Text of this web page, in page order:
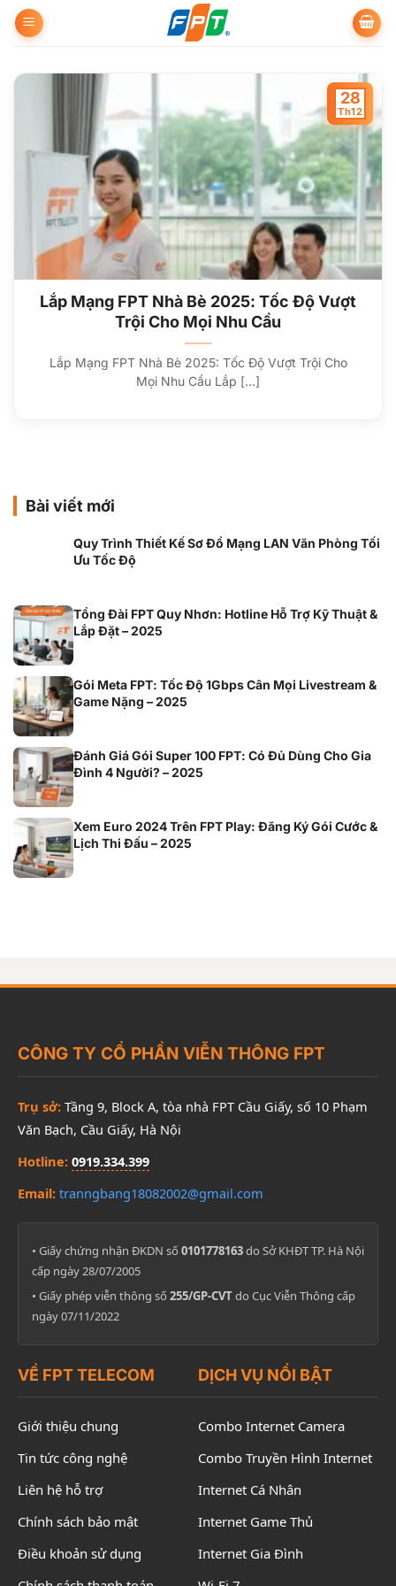
qua
dung
Lắp Mạng FPT Nhà Bè 2025: Tốc Độ Vượt
Trội Cho Mọi Nhu Cầu
Lắp Mạng FPT Nhà Bè 2025: Tốc Độ Vượt Trội Cho
Mọi Nhu Cầu Lắp [...]
28
Th12
Bài viết mới
Quy Trình Thiết Kế Sơ Đồ Mạng LAN Văn Phòng Tối
Ưu Tốc Độ
Tổng Đài FPT Quy Nhơn: Hotline Hỗ Trợ Kỹ Thuật &
Lắp Đặt – 2025
Gói Meta FPT: Tốc Độ 1Gbps Cân Mọi Livestream &
Game Nặng – 2025
Đánh Giá Gói Super 100 FPT: Có Đủ Dùng Cho Gia
Đình 4 Người? – 2025
Xem Euro 2024 Trên FPT Play: Đăng Ký Gói Cước &
Lịch Thi Đấu – 2025
CÔNG TY CỔ PHẦN VIỄN THÔNG FPT
Trụ sở: Tầng 9, Block A, tòa nhà FPT Cầu Giấy, số 10 Phạm
Văn Bạch, Cầu Giấy, Hà Nội
Hotline: 0919.334.399
Email: tranngbang18082002@gmail.com
• Giấy chứng nhận ĐKDN số 0101778163do Sở KHĐT TP. Hà Nội
cấp ngày 28/07/2005
• Giấy phép viễn thông số 255/GP-CVTdo Cục Viễn Thông cấp
ngày 07/11/2022
VỀ FPT TELECOM
Giới thiệu chung
Tin tức công nghệ
Liên hệ hỗ trợ
Chính sách bảo mật
Điều khoản sử dụng
DỊCH VỤ NỔI BẬT
Combo Internet Camera
Combo Truyền Hình Internet
Internet Cá Nhân
Internet Game Thủ
Internet Gia Đình